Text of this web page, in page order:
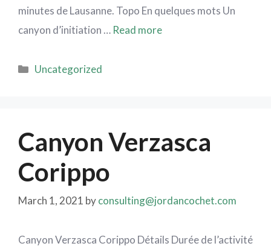
minutes de Lausanne. Topo En quelques mots Un
canyon d’initiation … Read more
Uncategorized
Canyon Verzasca
Corippo
March 1, 2021 byconsulting@jordancochet.com
Canyon Verzasca Corippo Détails Durée de l’activité